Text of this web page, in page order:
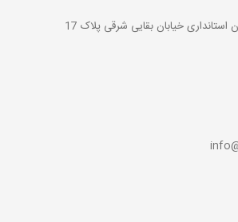
خیابان بقایی شرقی پلاک 17